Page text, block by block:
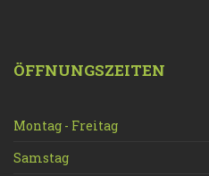
ÖFFNUNGSZEITEN
Montag - Freitag
Samstag